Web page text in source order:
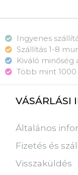
Ingyenes
Szállítás 1-8
Kiváló minőség
Több mint
VÁSÁRLÁSI
Általános
Fizetés és
Visszaküldés